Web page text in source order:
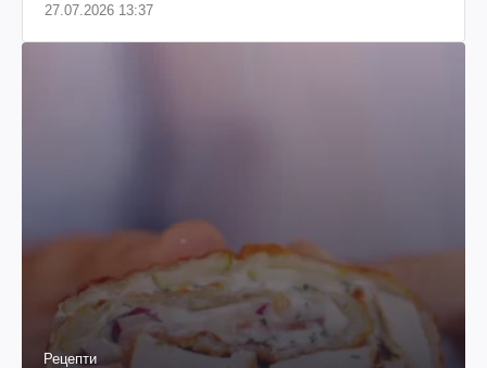
27.07.2026 13:37
Рецепти